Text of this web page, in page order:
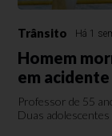
Trânsito Há 1
Homem
em
Professor de 55
Duas adolescentes